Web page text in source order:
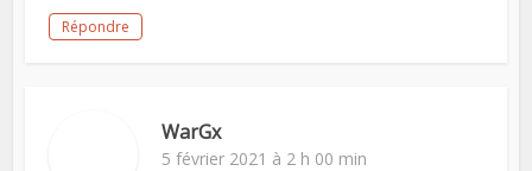
Répondre
WarGx
5 février 2021 à 2 h 00 min